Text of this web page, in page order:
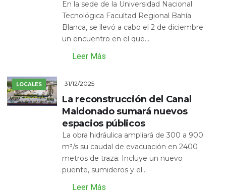
En la sede de la Universidad Nacional
Tecnológica Facultad Regional Bahía
Blanca, se llevó a cabo el 2 de diciembre
un encuentro en el que...
Leer Más
LOCALES 31/12/2025
La reconstrucción del Canal
Maldonado sumará nuevos
espacios públicos
La obra hidráulica ampliará de 300 a 900
m³/s su caudal de evacuación en 2400
metros de traza. Incluye un nuevo
puente, sumideros y el...
Leer Más